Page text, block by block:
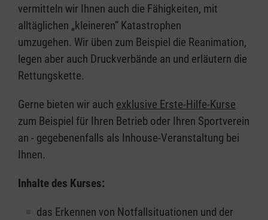
vermitteln wir Ihnen auch die Fähigkeiten, mit
alltäglichen „kleineren” Katastrophen
umzugehen. Wir üben zum Beispiel die Reanimation,
legen aber auch Druckverbände an und erläutern die
Rettungskette.
Gerne bieten wir auch exklusive Erste-Hilfe-Kurse
zum Beispiel für Ihren Betrieb oder Ihren Sportverein
an - gegebenenfalls als Inhouse-Veranstaltung bei
Ihnen.
Inhalte des Kurses:
das Erkennen von Notfallsituationen und der